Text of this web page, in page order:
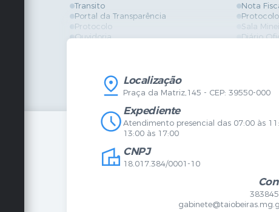
Transito
Portal da Transparência
Protocolo
Ouvidoria
Legislação
Diário Oficial
Mapa do Site
Certidões
Agenda de Eventos
Concursos
Telefones Úteis
Nota
Protocolo
Sala
Diário
Serviços
Vigilância
Localização
Praça da Matriz,145 - CEP: 39550-000
Expediente
Atendimento presencial das 07:00 às
13:00 às 17:00
CNPJ
18.017.384/0001-10